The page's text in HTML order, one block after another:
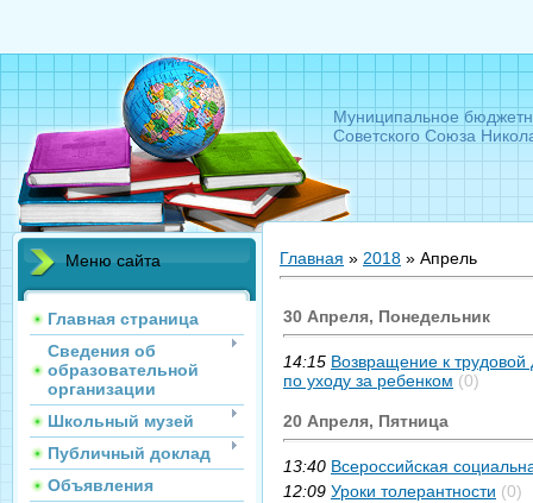
Муниципальное
Советского Союза
Меню сайта
Главная страница
Сведения об
образовательной
организации
Школьный музей
Публичный доклад
Объявления
Главная » 2018 » Апрель
30 Апреля, Понедельник
14:15 Возвращение к трудовой
по уходу за ребенком (0)
20 Апреля, Пятница
13:40 Всероссийская
12:09 Уроки толерантности (0)